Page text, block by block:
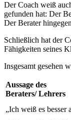
Der Coach weiß
gefunden hat: Der
Der Berater
Schließlich hat der
Fähigkeiten seines
Insgesamt gesehen
Aussage des
Beraters/ Lehrers
„Ich weiß es besser